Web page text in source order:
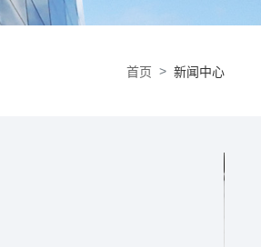
首页 新闻中心